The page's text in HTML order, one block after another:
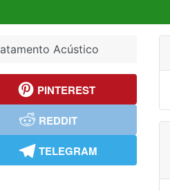
Acústico
PINTEREST
REDDIT
TELEGRAM